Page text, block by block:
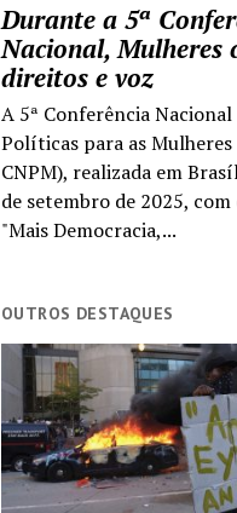
Durante a 5ª
Nacional, Mulheres
direitos e voz
A 5ª Conferência Nacional
Políticas para as Mulheres
CNPM), realizada em
de setembro de 2025, com
"Mais Democracia,...
OUTROS DESTAQUES